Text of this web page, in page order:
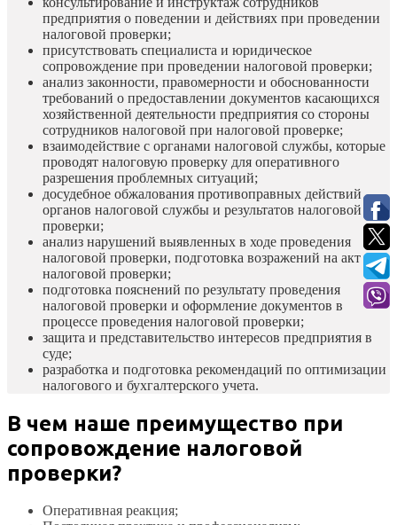
предприятия о поведении и действиях при проведении
налоговой проверки;
присутствовать специалиста и юридическое
сопровождение при проведении налоговой проверки;
анализ законности, правомерности и обоснованности
требований о предоставлении документов касающихся
хозяйственной деятельности предприятия со стороны
сотрудников налоговой при налоговой проверке;
взаимодействие с органами налоговой службы, которые
проводят налоговую проверку для оперативного
разрешения проблемных ситуаций;
досудебное обжалования противоправных действий
органов налоговой службы и результатов налоговой
проверки;
анализ нарушений выявленных в ходе проведения
налоговой проверки, подготовка возражений на акт
налоговой проверки;
подготовка пояснений по результату проведения
налоговой проверки и оформление документов в
процессе проведения налоговой проверки;
защита и представительство интересов предприятия в
суде;
разработка и подготовка рекомендаций по оптимизации
налогового и бухгалтерского учета.
В чем наше преимущество при
сопровождение налоговой
проверки?
Оперативная реакция;